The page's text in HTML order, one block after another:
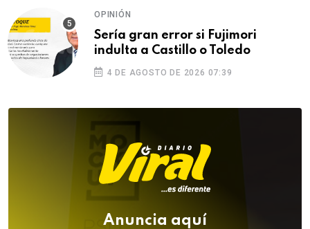
OPINIÓN
Sería gran error si Fujimori
indulta a Castillo o Toledo
4 DE AGOSTO DE 2026 07:39
Anuncia aquí